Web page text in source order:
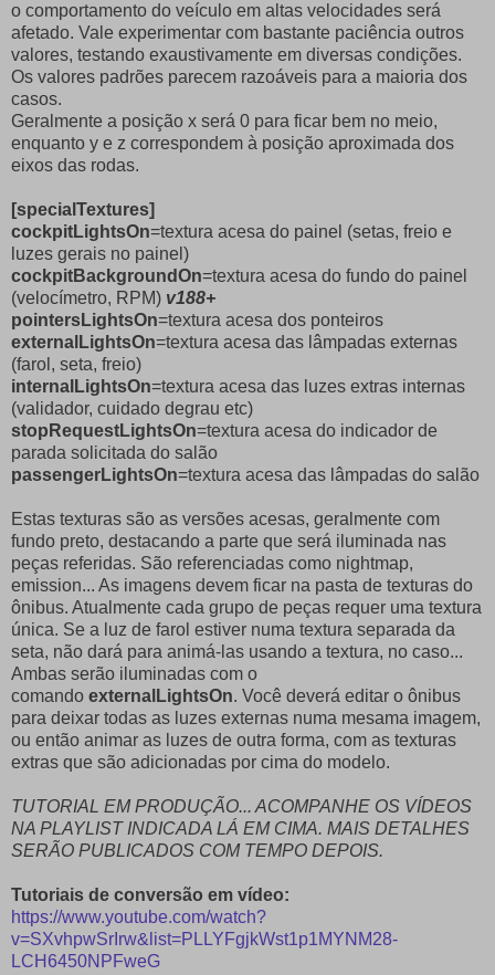
o comportamento do veículo em altas velocidades será
afetado. Vale experimentar com bastante paciência outros
valores, testando exaustivamente em diversas condições.
Os valores padrões parecem razoáveis para a maioria dos
casos.
Geralmente a posição x será 0 para ficar bem no meio,
enquanto y e z correspondem à posição aproximada dos
eixos das rodas.
[specialTextures]
cockpitLightsOn=textura acesa do painel (setas, freio e
luzes gerais no painel)
cockpitBackgroundOn=textura acesa do fundo do painel
(velocímetro, RPM) v188+
pointersLightsOn=textura acesa dos ponteiros
externalLightsOn=textura acesa das lâmpadas externas
(farol, seta, freio)
internalLightsOn=textura acesa das luzes extras internas
(validador, cuidado degrau etc)
stopRequestLightsOn=textura acesa do indicador de
parada solicitada do salão
passengerLightsOn=textura acesa das lâmpadas do salão
Estas texturas são as versões acesas, geralmente com
fundo preto, destacando a parte que será iluminada nas
peças referidas. São referenciadas como nightmap,
emission... As imagens devem ficar na pasta de texturas do
ônibus. Atualmente cada grupo de peças requer uma textura
única. Se a luz de farol estiver numa textura separada da
seta, não dará para animá-las usando a textura, no caso...
Ambas serão iluminadas com o
comando externalLightsOn. Você deverá editar o ônibus
para deixar todas as luzes externas numa mesama imagem,
ou então animar as luzes de outra forma, com as texturas
extras que são adicionadas por cima do modelo.
TUTORIAL EM PRODUÇÃO... ACOMPANHE OS VÍDEOS
NA PLAYLIST INDICADA LÁ EM CIMA. MAIS DETALHES
SERÃO PUBLICADOS COM TEMPO DEPOIS.
Tutoriais de conversão em vídeo:
https://www.youtube.com/watch?
v=SXvhpwSrIrw&list=PLLYFgjkWst1p1MYNM28-
LCH6450NPFweG